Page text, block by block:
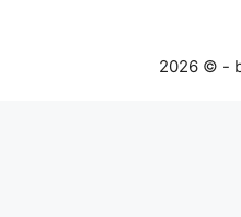
2026 © -